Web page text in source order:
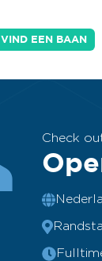
VIND EEN BAAN
Check